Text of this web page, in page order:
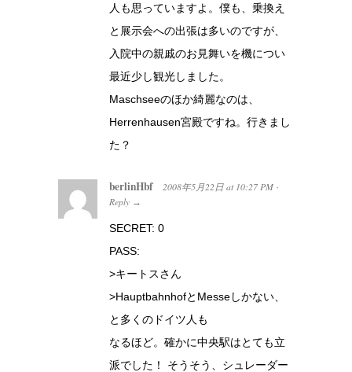
人も思っていますよ。僕も、乗換え
と展示会への出張は多いのですが、
入院中の親戚のお見舞いを機につい
最近少し観光しました。
Maschseeのほか綺麗なのは、
Herrenhausen宮殿ですね。行きまし
た？
berlinHbf 2008年5月22日 at 10:27 PM ·
Reply →
SECRET: 0
PASS:
>キートスさん
>HauptbahnhofとMesseしかない、
と多くのドイツ人も
なるほど。確かに中央駅はとても立
派でした！ そうそう、シュレーダー